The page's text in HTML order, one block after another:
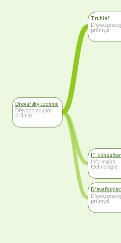
Dřevařský technik
Dřevozpracující
průmysl
Truhlář
průmysl
IT
Informační
technologie
Dřevařský
průmysl